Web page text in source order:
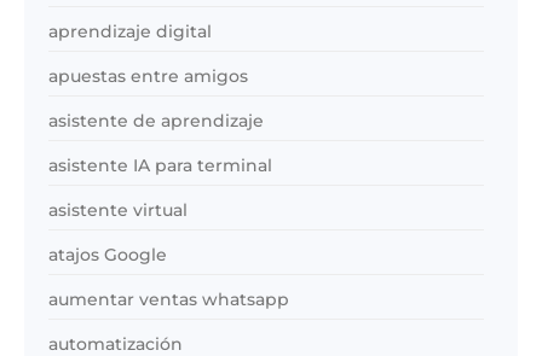
aprendizaje digital
apuestas entre amigos
asistente de aprendizaje
asistente IA para terminal
asistente virtual
atajos Google
aumentar ventas whatsapp
automatización